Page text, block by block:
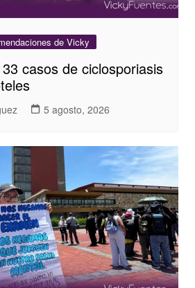
de Vicky
casos de ciclosporiasis
5 agosto, 2026